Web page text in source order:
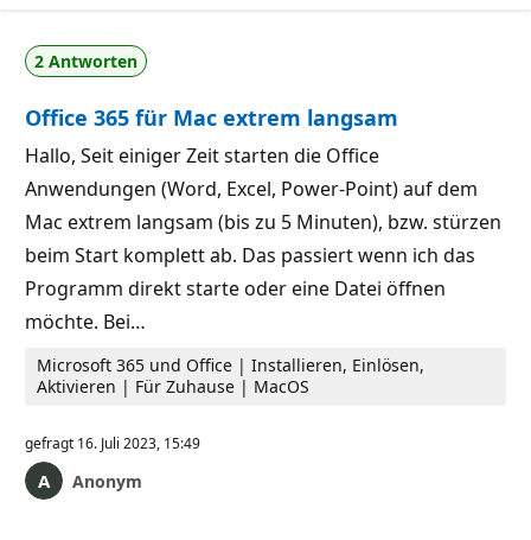
2 Antworten
Office 365 für Mac extrem langsam
Hallo, Seit einiger Zeit starten die Office
Anwendungen (Word, Excel, Power-Point) auf dem
Mac extrem langsam (bis zu 5 Minuten), bzw. stürzen
beim Start komplett ab. Das passiert wenn ich das
Programm direkt starte oder eine Datei öffnen
möchte. Bei…
Microsoft 365 und Office | Installieren, Einlösen,
Aktivieren | Für Zuhause | MacOS
gefragt 16. Juli 2023, 15:49
Anonym